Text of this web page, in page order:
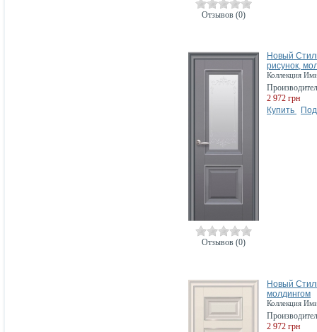
Отзывов (0)
Отзывов (0)
Новый
рисунок,
Коллекция
2 972 грн
Купить
Новый
молдингом
Коллекция
2 972 грн